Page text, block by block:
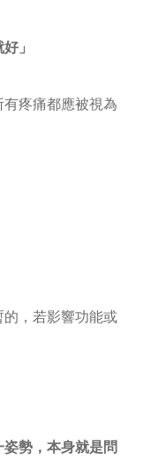
」
疼痛都應被視為
，若影響功能或
勢，本身就是問